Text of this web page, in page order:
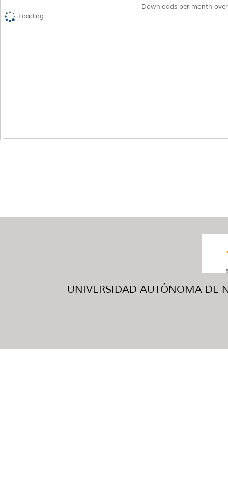
Downloads per month
Loading...
UNIVERSIDAD AUTÓNOMA DE